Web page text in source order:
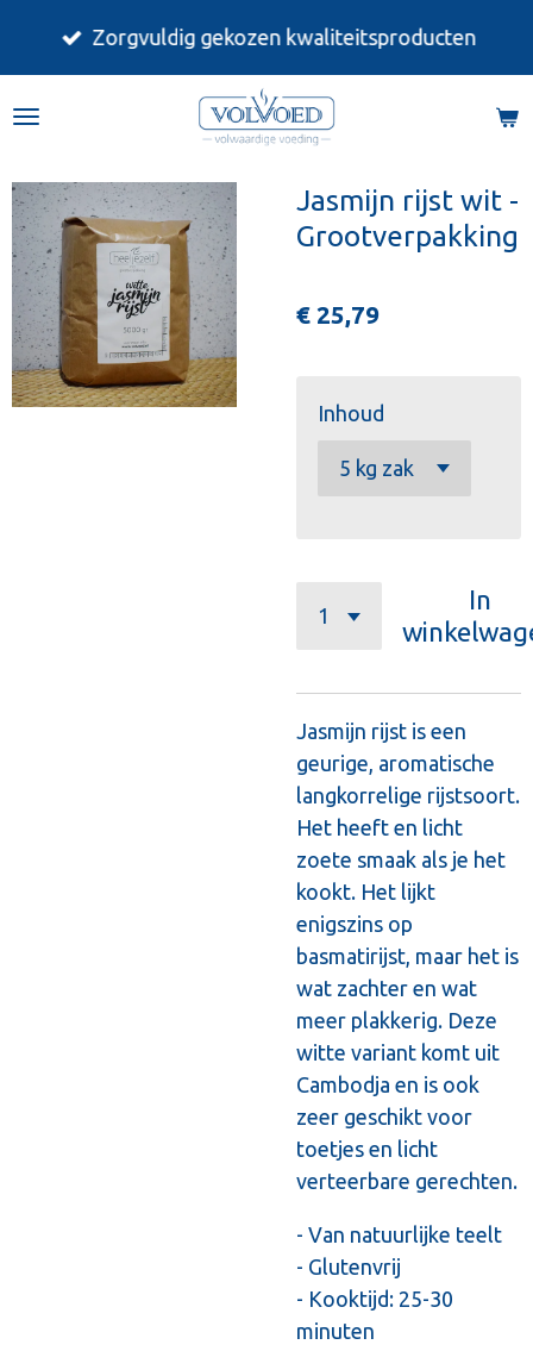
de
Zorgvuldig gekozen kwaliteitsproducten
Jasmijn rijst wit -
Grootverpakking
€ 25,79
Inhoud
In
Jasmijn rijst is een
geurige, aromatische
langkorrelige rijstsoort.
Het heeft en licht
zoete smaak als je het
kookt. Het lijkt
enigszins op
basmatirijst, maar het is
wat zachter en wat
meer plakkerig. Deze
witte variant komt uit
Cambodja en is ook
zeer geschikt voor
toetjes en licht
verteerbare gerechten.
- Van natuurlijke teelt
- Glutenvrij
- Kooktijd: 25-30
minuten